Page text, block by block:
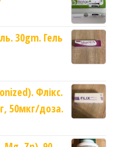
30gm. Гель
Флікс.
50мкг/доза.